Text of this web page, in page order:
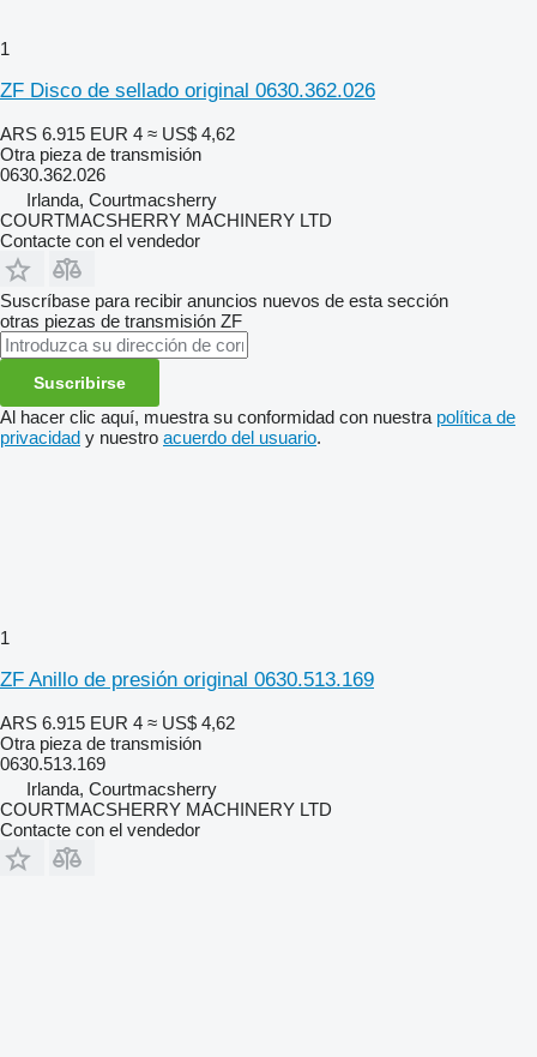
1
ZF Disco de sellado original 0630.362.026
ARS 6.915 EUR 4 ≈ US$ 4,62
Otra pieza de transmisión
0630.362.026
Irlanda, Courtmacsherry
COURTMACSHERRY MACHINERY LTD
Contacte con el vendedor
Suscríbase para recibir anuncios nuevos de esta sección
otras piezas de transmisión ZF
Suscribirse
Al hacer clic aquí, muestra su conformidad con nuestra política de
privacidad y nuestro acuerdo del usuario.
1
ZF Anillo de presión original 0630.513.169
ARS 6.915 EUR 4 ≈ US$ 4,62
Otra pieza de transmisión
0630.513.169
Irlanda, Courtmacsherry
COURTMACSHERRY MACHINERY LTD
Contacte con el vendedor